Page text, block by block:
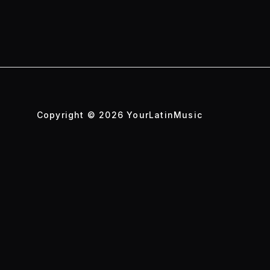
Copyright © 2026 YourLatinMusic